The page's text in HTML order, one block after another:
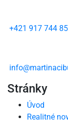
+421 917 744
Stránky
Úvod
Realitné